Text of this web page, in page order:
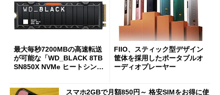
最大毎秒7200MBの高速転送
が可能な「WD_BLACK 8TB
SN850X NVMe ヒートシンク
FIIO、スティック型デザイン
筐体を採用したポータブルオ
ーディオプレーヤー
スマホ2GBで月額850円～ 格安SIMをお得に使